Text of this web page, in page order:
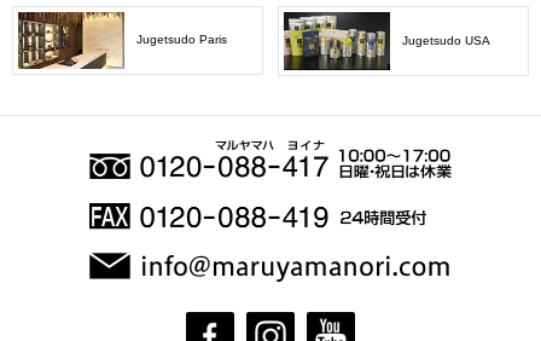
Jugetsudo Paris Jugetsudo USA